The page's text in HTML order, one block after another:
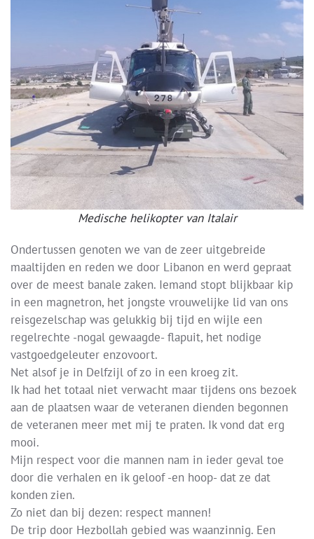
Medische helikopter van Italair
Ondertussen genoten we van de zeer uitgebreide
maaltijden en reden we door Libanon en werd gepraat
over de meest banale zaken. Iemand stopt blijkbaar kip
in een magnetron, het jongste vrouwelijke lid van ons
reisgezelschap was gelukkig bij tijd en wijle een
regelrechte -nogal gewaagde- flapuit, het nodige
vastgoedgeleuter enzovoort.
Net alsof je in Delfzijl of zo in een kroeg zit.
Ik had het totaal niet verwacht maar tijdens ons bezoek
aan de plaatsen waar de veteranen dienden begonnen
de veteranen meer met mij te praten. Ik vond dat erg
mooi.
Mijn respect voor die mannen nam in ieder geval toe
door die verhalen en ik geloof -en hoop- dat ze dat
konden zien.
Zo niet dan bij dezen: respect mannen!
De trip door Hezbollah gebied was waanzinnig. Een